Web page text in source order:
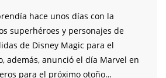
hace unos días con la
superhéroes y personajes de
de Disney Magic para el
además, anunció el día Marvel en
para el próximo otoño…